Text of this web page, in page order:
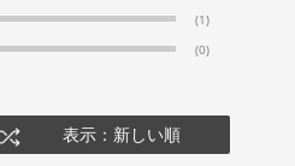
(1)
(0)
表示：新しい順